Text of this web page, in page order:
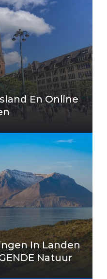
En Online
In Landen
Natuur